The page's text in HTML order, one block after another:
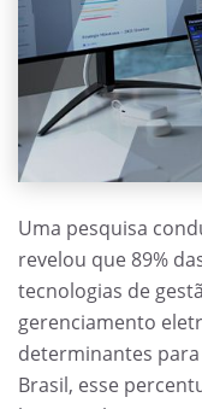
Uma pesquisa
revelou que 89%
tecnologias de
gerenciamento
determinantes
Brasil, esse